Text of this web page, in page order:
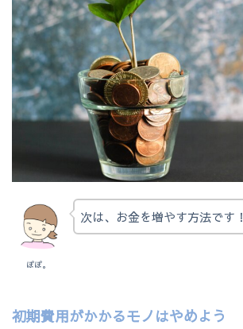
ぽぽ。
次は、お金を増やす方法です！
初期費用がかかるモノはやめよう